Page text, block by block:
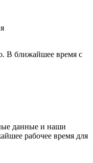
В ближайшее время с
данные и наши
рабочее время для